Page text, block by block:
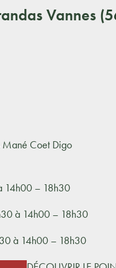
Vannes
Mané Coet Digo
14h00 – 18h30
à 14h00 – 18h30
à 14h00 – 18h30